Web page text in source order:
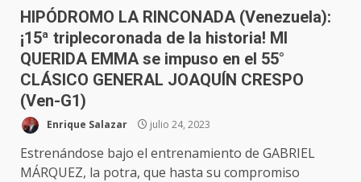
HIPÓDROMO LA RINCONADA (Venezuela):
¡15ª triplecoronada de la historia! MI
QUERIDA EMMA se impuso en el 55°
CLÁSICO GENERAL JOAQUÍN CRESPO
(Ven-G1)
Enrique Salazar julio 24, 2023
Estrenándose bajo el entrenamiento de GABRIEL
MÁRQUEZ, la potra, que hasta su compromiso